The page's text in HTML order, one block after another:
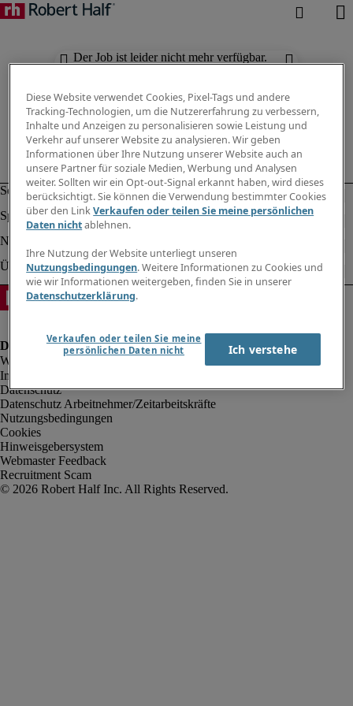
Der Job ist leider nicht mehr verfügbar.
Impressum
Datenschutz
Datenschutz Arbeitnehmer/Zeitarbeitskräfte
Nutzungsbedingungen
Cookies
Hinweisgebersystem
Webmaster Feedback
Recruitment Scam
Diese Website verwendet Cookies, Pixel-Tags und andere
Tracking-Technologien, um die Nutzererfahrung zu verbessern,
Inhalte und Anzeigen zu personalisieren sowie Leistung und
Verkehr auf unserer Website zu analysieren. Wir geben
Informationen über Ihre Nutzung unserer Website auch an
unsere Partner für soziale Medien, Werbung und Analysen
weiter. Sollten wir ein Opt-out-Signal erkannt haben, wird dieses
berücksichtigt. Sie können die Verwendung bestimmter Cookies
über den LinkVerkaufen oder teilen Sie meine persönlichen
Daten nichtablehnen.
Ihre Nutzung der Website unterliegt unseren
Nutzungsbedingungen. Weitere Informationen zu Cookies und
wie wir Informationen weitergeben, finden Sie in unserer
Datenschutzerklärung.
Verkaufen oder teilen Sie meine
persönlichen Daten nicht
Ich verstehe